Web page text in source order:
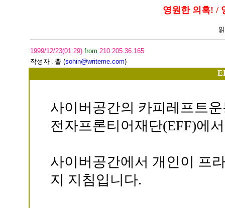
영원한 의혹! /
1999/12/23(01:29)from 210.205.36.165
작성자 : 뿔 (sohin@writeme.com)
사이버공간의 카피레프트
전자프론티어재단(EFF)에
사이버공간에서 개인이 프
지 지침입니다.